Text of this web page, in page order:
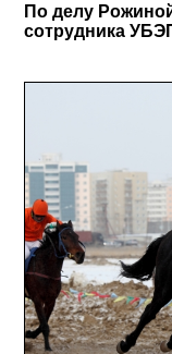
По делу
сотрудника